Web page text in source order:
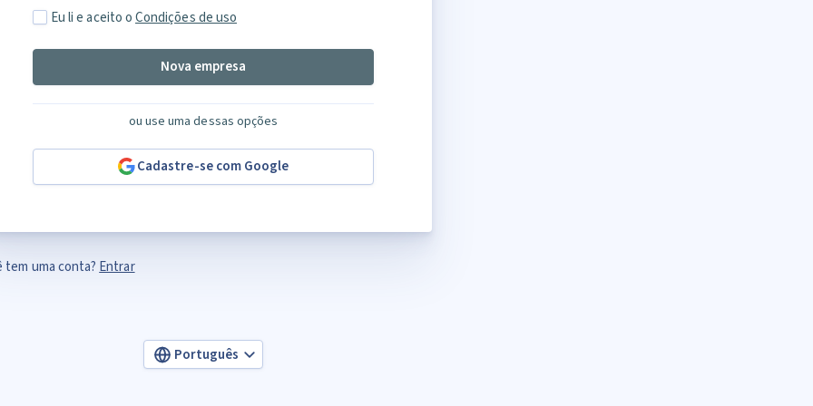
Eu li e aceito oCondições de uso
Nova empresa
ou use uma dessas opções
Cadastre-se com Google
tem uma conta? Entrar
Português